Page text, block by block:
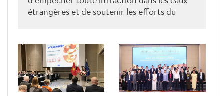
étrangères et de soutenir les efforts du